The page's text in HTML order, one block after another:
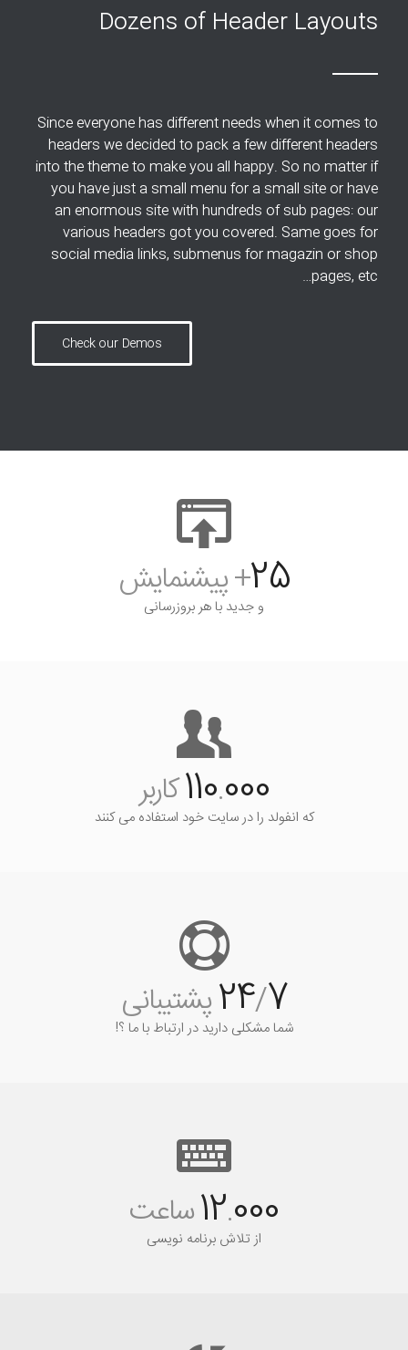
Dozens of Header Layouts
Since everyone has different needs when it comes to
headers we decided to pack a few different headers
into the theme to make you all happy. So no matter if
you have just a small menu for a small site or have
an enormous site with hundreds of sub pages: our
various headers got you covered. Same goes for
social media links, submenus for magazin or shop
pages, etc…
Check our Demos
25+ پیشنمایش
و جدید با هر بروزرسانی
110.000 کاربر
که انفولد را در سایت خود استفاده می کنند
24/7 پشتیبانی
شما مشکلی دارید در ارتباط با ما ؟!
12.000 ساعت
از تلاش برنامه نویسی